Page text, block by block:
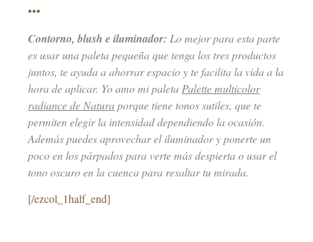
•••
Contorno, blush e iluminador: Lo mejor para esta parte
es usar una paleta pequeña que tenga los tres productos
juntos, te ayuda a ahorrar espacio y te facilita la vida a la
hora de aplicar. Yo amo mi paleta Palette multicolor
radiance de Naturaporque tiene tonos sutiles, que te
permiten elegir la intensidad dependiendo la ocasión.
Además puedes aprovechar el iluminador y ponerte un
poco en los párpados para verte más despierta o usar el
tono oscuro en la cuenca para resaltar tu mirada.
[/ezcol_1half_end]